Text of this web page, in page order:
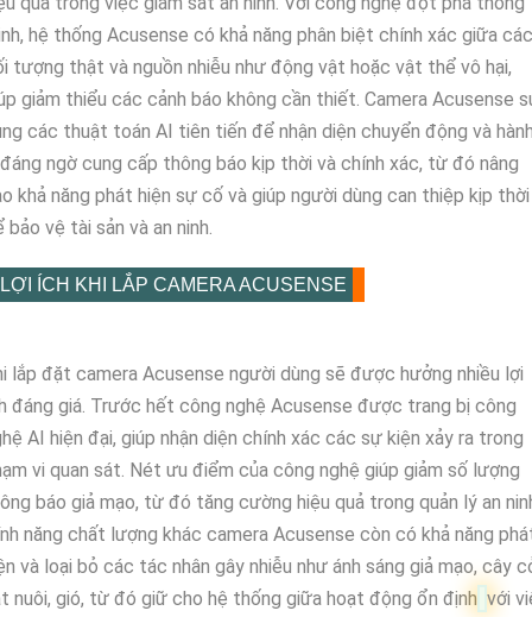
hệ thống Acusense có khả năng phân biệt chính xác giữa các
tượng thật và nguồn nhiễu như động vật hoặc vật thể vô hại,
giảm thiểu các cảnh báo không cần thiết. Camera Acusense
các thuật toán AI tiên tiến để nhận diện chuyển động và
ngờ cung cấp thông báo kịp thời và chính xác, từ đó nâng
khả năng phát hiện sự cố và giúp người dùng can thiệp kịp thời
bảo vệ tài sản và an ninh.
LỢI ÍCH KHI LẮP CAMERA ACUSENSE
lắp đặt camera Acusense người dùng sẽ được hưởng nhiều lợi
đáng giá. Trước hết công nghệ Acusense được trang bị công
AI hiện đại, giúp nhận diện chính xác các sự kiện xảy ra trong
vi quan sát. Nét ưu điểm của công nghệ giúp giảm số lượng
báo giả mạo, từ đó tăng cường hiệu quả trong quản lý an
năng chất lượng khác camera Acusense còn có khả năng
và loại bỏ các tác nhân gây nhiễu như ánh sáng giả mạo, cây
nuôi, gió, từ đó giữ cho hệ thống giữa hoạt động ổn định với